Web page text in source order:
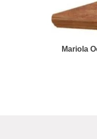
Mariola